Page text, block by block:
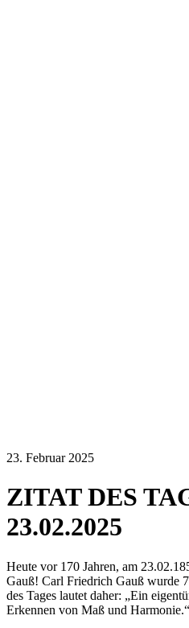
23. Februar 2025
ZITAT DES
23.02.2025
Heute vor 170 Jahren, am
Gauß! Carl Friedrich Gauß wurde
des Tages lautet daher: „Ein
Erkennen von Maß und